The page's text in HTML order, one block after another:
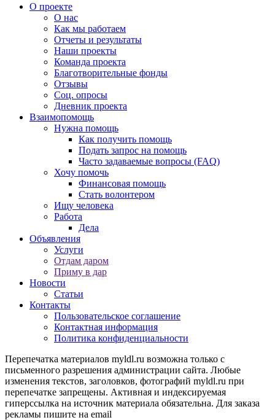
О проекте
О нас
Как мы работаем
Отчеты и результаты
Наши проекты
Команда проекта
Благотворительные фонды
Отзывы
Соц. опросы
Дневник проекта
Взаимопомощь
Нужна помощь
Как получить помощь
Подать запрос на помощь
Часто задаваемые вопросы (FAQ)
Хочу помочь
Финансовая помощь
Стать волонтером
Ищу человека
Работа
Дела
Объявления
Услуги
Отдам даром
Приму в дар
Новости
Статьи
Контакты
Пользовательское соглашение
Контактная информация
Политика конфиденциальности
Перепечатка материалов myldl.ru возможна только с
письменного разрешения администрации сайта. Любые
изменения текстов, заголовков, фотографий myldl.ru при
перепечатке запрещены. Активная и индексируемая
гиперссылка на источник материала обязательна. Для заказа
рекламы пишите на еmail